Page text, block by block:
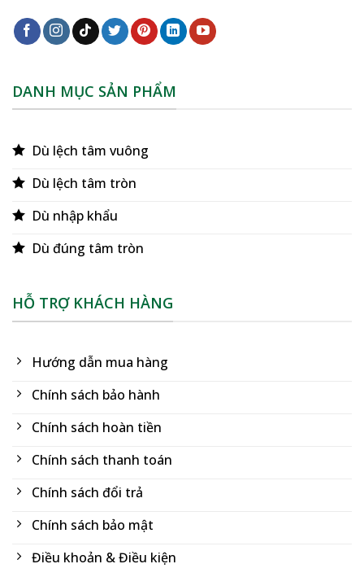
DANH MỤC SẢN PHẨM
Dù lệch tâm vuông
Dù lệch tâm tròn
Dù nhập khẩu
Dù đúng tâm tròn
HỖ TRỢ KHÁCH HÀNG
Hướng dẫn mua hàng
Chính sách bảo hành
Chính sách hoàn tiền
Chính sách thanh toán
Chính sách đổi trả
Chính sách bảo mật
Điều khoản & Điều kiện